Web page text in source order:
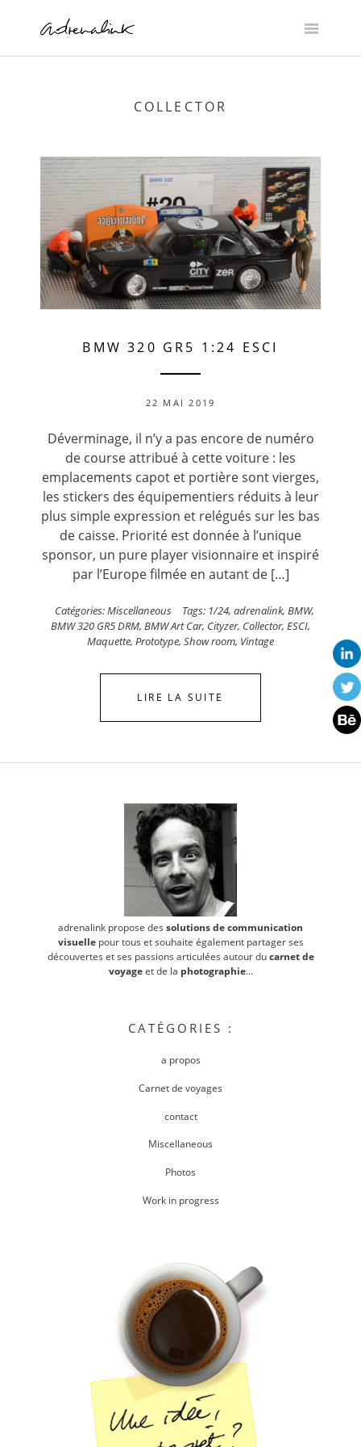
COLLECTOR
BMW 320 GR5 1:24 ESCI
22 MAI 2019
Déverminage, il n’y a pas encore de numéro
de course attribué à cette voiture : les
emplacements capot et portière sont vierges,
les stickers des équipementiers réduits à leur
plus simple expression et relégués sur les bas
de caisse. Priorité est donnée à l’unique
sponsor, un pure player visionnaire et inspiré
par l’Europe filmée en autant de […]
Catégories:Miscellaneous Tags: 1/24, adrenalink, BMW,
BMW 320 GR5 DRM, BMW Art Car, Cityzer, Collector, ESCI,
Maquette, Prototype, Show room, Vintage
LIRE LA SUITE
adrenalink propose des solutions de communication
visuellepour tous et souhaite également partager ses
découvertes et ses passions articulées autour ducarnet de
voyageet de la photographie...
CATÉGORIES :
a propos
Carnet de voyages
contact
Miscellaneous
Photos
Work in progress